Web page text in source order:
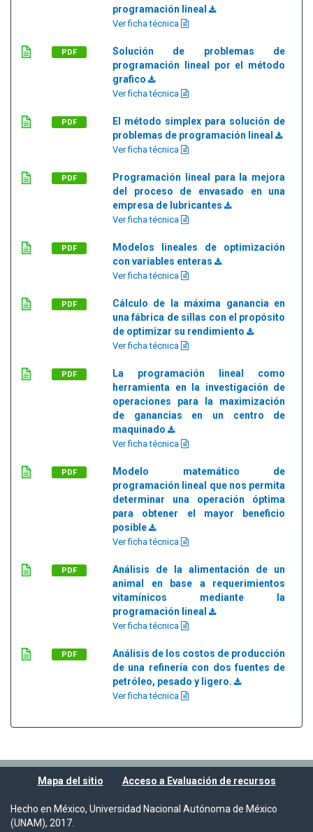
programación lineal
Ver ficha técnica
PDF
Solución de problemas de
programación lineal por el método
grafico
Ver ficha técnica
PDF
El método simplex para solución de
problemas de programación lineal
Ver ficha técnica
PDF
Programación lineal para la mejora
del proceso de envasado en una
empresa de lubricantes
Ver ficha técnica
PDF
Modelos lineales de optimización
con variables enteras
Ver ficha técnica
PDF
Cálculo de la máxima ganancia en
una fábrica de sillas con el propósito
de optimizar su rendimiento
Ver ficha técnica
PDF
La programación lineal como
herramienta en la investigación de
operaciones para la maximización
de ganancias en un centro de
maquinado
Ver ficha técnica
PDF
Modelo matemático de
programación lineal que nos permita
determinar una operación óptima
para obtener el mayor beneficio
posible
Ver ficha técnica
PDF
Análisis de la alimentación de un
animal en base a requerimientos
vitamínicos mediante la
programación lineal
Ver ficha técnica
PDF
Análisis de los costos de producción
de una refinería con dos fuentes de
petróleo, pesado y ligero.
Ver ficha técnica
Mapa del sitio Acceso a Evaluación de recursos
Hecho en México, Universidad Nacional Autónoma de México
(UNAM), 2017.